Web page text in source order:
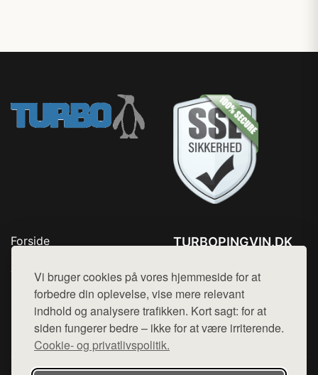
Vi bruger cookies på vores hjemmeside for at
forbedre din oplevelse, vise mere relevant
indhold og analysere trafikken. Kort sagt: for at
siden fungerer bedre – ikke for at være irriterende.
Cookie- og privatlivspolitik.
Forside
Top Rabatter
Blog
Kontakt
TURBOPINGVIN.DK
Mail: hej@want.dk
Cookie- og privatlivspolitik